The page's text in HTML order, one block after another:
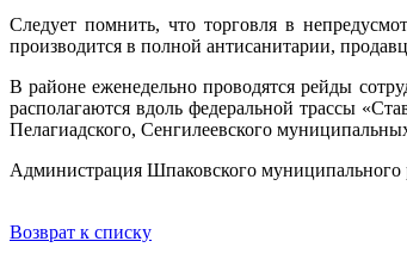
Следует помнить, что торговля в
производится в полной антисанитарии,
В районе еженедельно проводятся рейды
располагаются вдоль федеральной трассы
Пелагиадского, Сенгилеевского
Администрация Шпаковского муниципального
Возврат к списку